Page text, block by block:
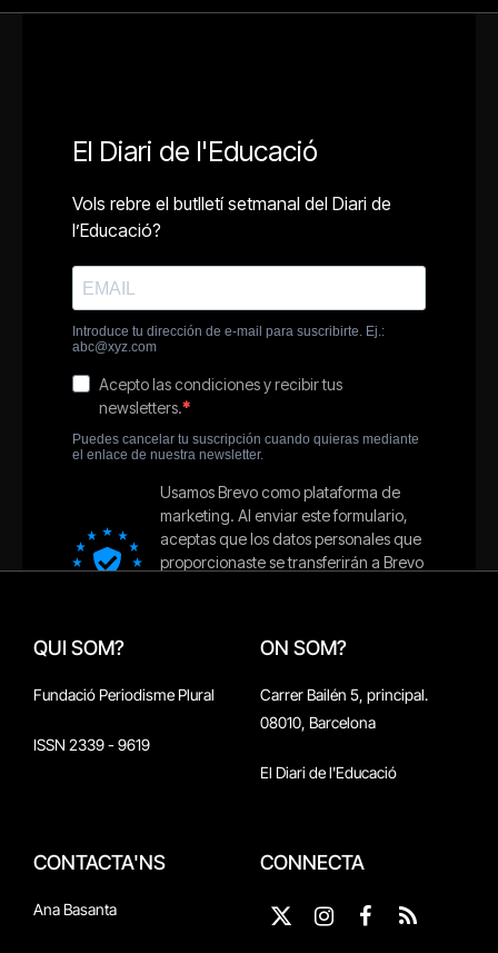
QUI SOM?
Fundació Periodisme Plural
ISSN 2339 - 9619
ON SOM?
Carrer Bailén 5, principal.
08010, Barcelona
El Diari de l'Educació
CONTACTA'NS
Ana Basanta
CONNECTA
X
Instagram
Facebook
RSS